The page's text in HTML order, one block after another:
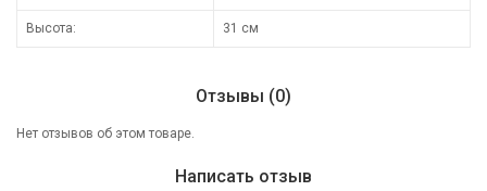
Высота: 31 см
Отзывы (0)
Нет отзывов об этом товаре.
Написать отзыв